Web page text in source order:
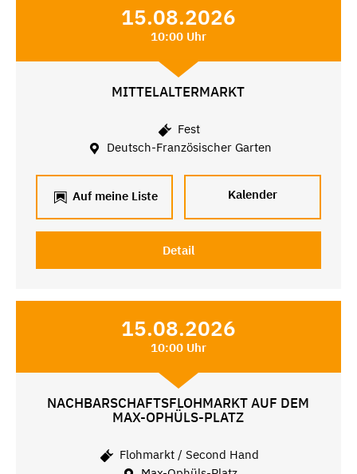
15.08.2026
10:00 Uhr
MITTELALTERMARKT
Fest
Deutsch-Französischer Garten
Auf meine Liste Kalender
Detail
15.08.2026
10:00 Uhr
NACHBARSCHAFTSFLOHMARKT AUF DEM
MAX-OPHÜLS-PLATZ
Flohmarkt / Second Hand